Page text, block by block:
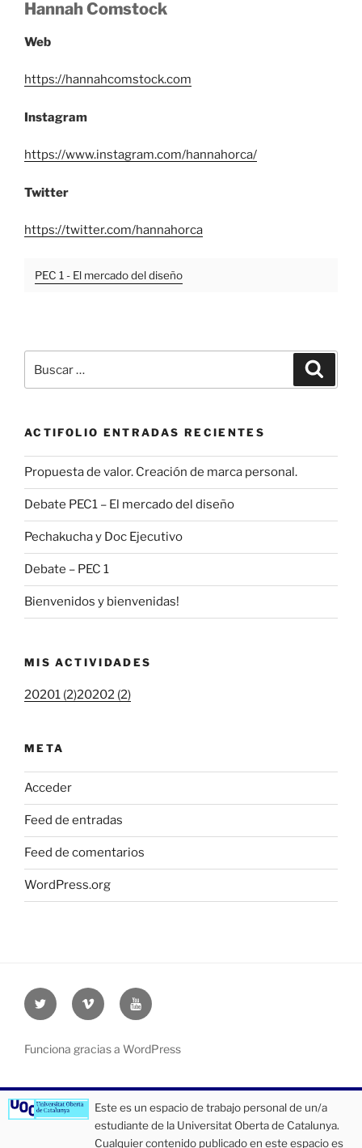
Hannah Comstock
Web
https://hannahcomstock.com
Instagram
https://www.instagram.com/hannahorca/
Twitter
https://twitter.com/hannahorca
PEC 1 - El mercado del diseño
por:
ACTIFOLIO ENTRADAS RECIENTES
Propuesta de valor. Creación de marca personal.
Debate PEC1 – El mercado del diseño
Pechakucha y Doc Ejecutivo
Debate – PEC 1
Bienvenidos y bienvenidas!
MIS ACTIVIDADES
20201 (2)20202 (2)
META
Acceder
Feed de entradas
Feed de comentarios
WordPress.org
Twitter
UOC
Vimeo
UOC
Youtube
UOC
Funciona gracias a WordPress
Este es un espacio de trabajo personal de un/a
estudiante de la Universitat Oberta de Catalunya.
Cualquier contenido publicado en este espacio es